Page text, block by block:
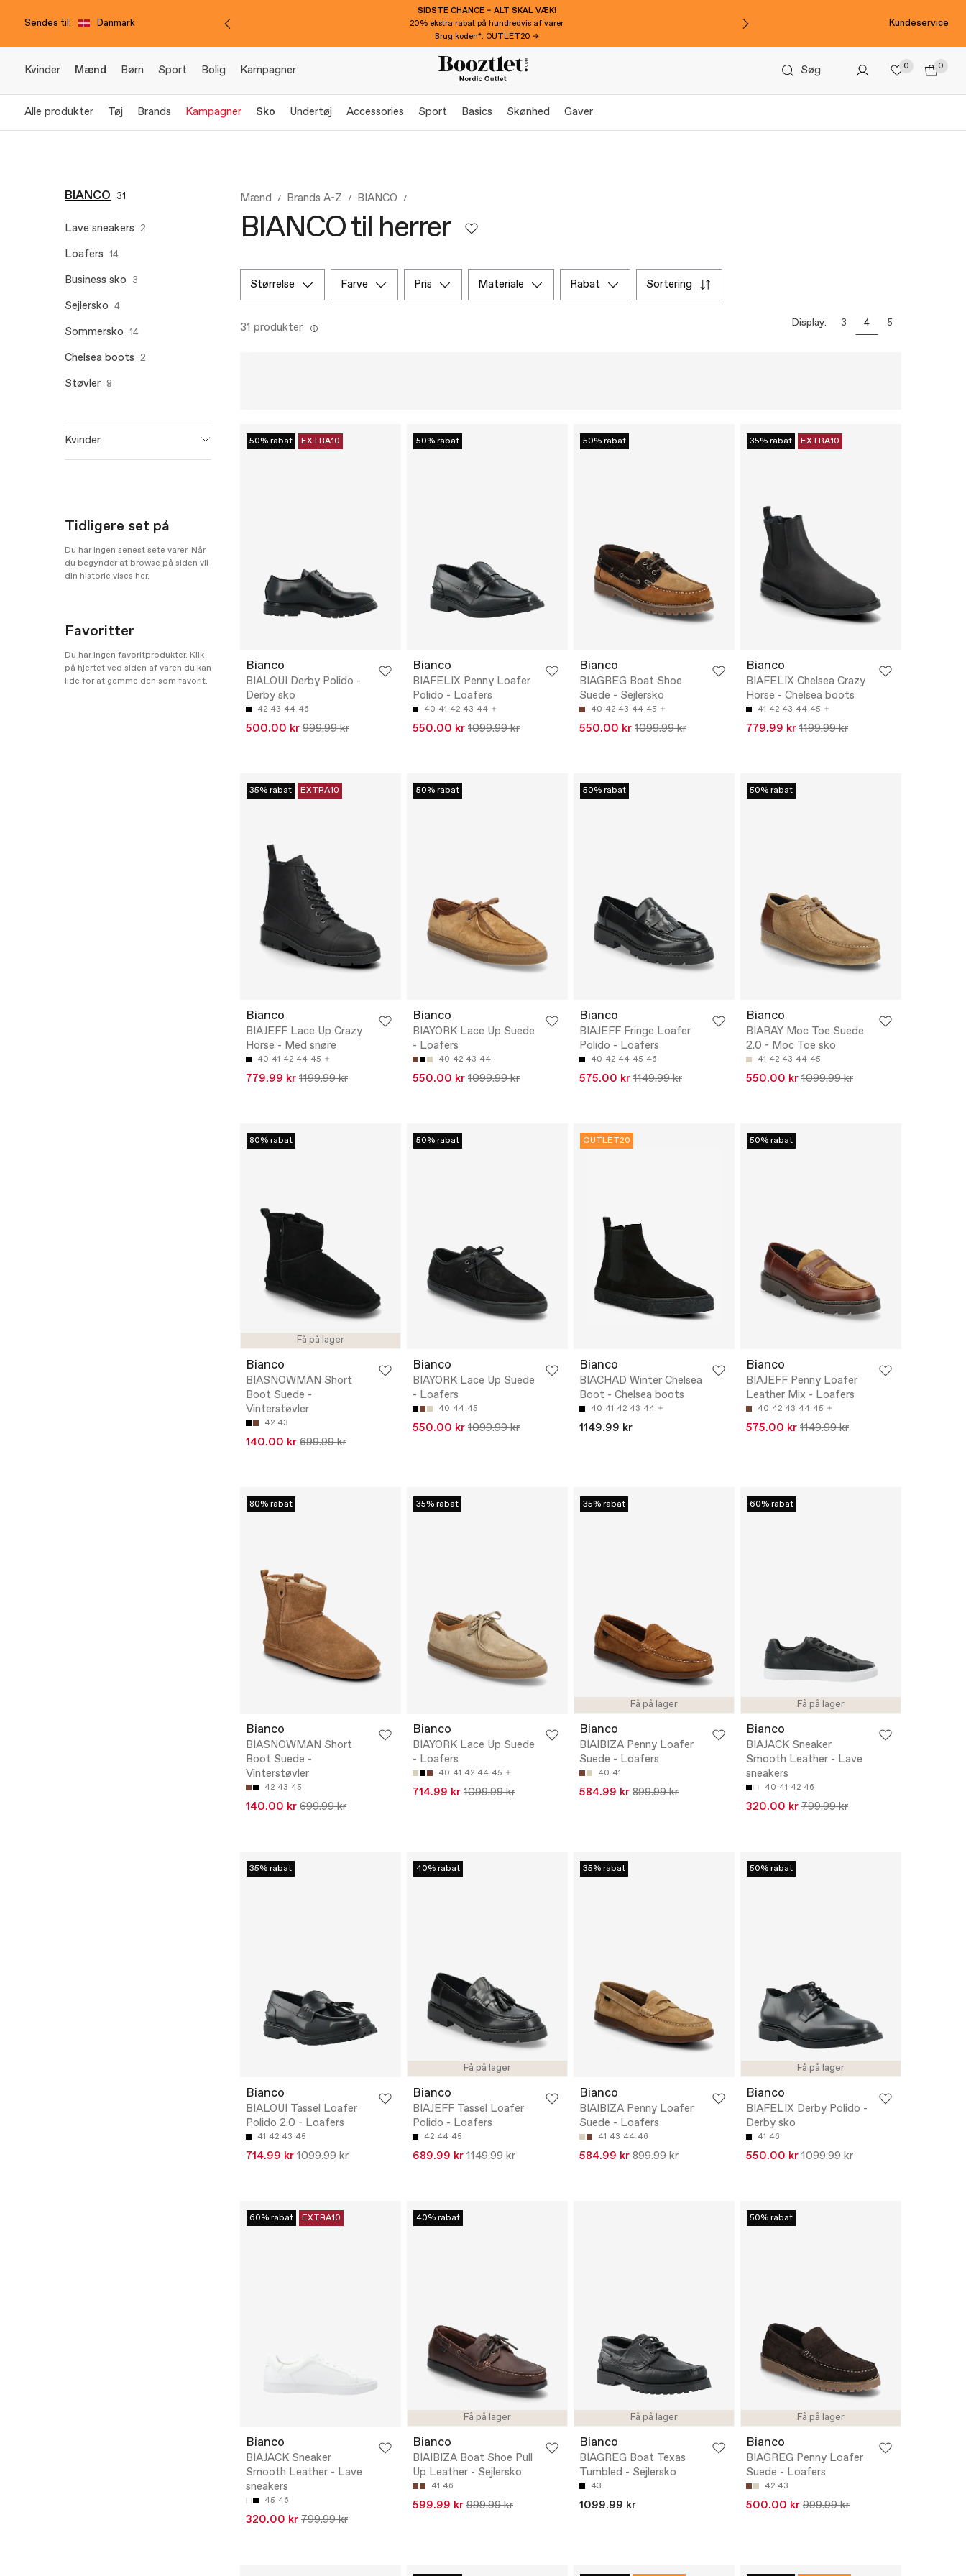
Sendes til: Danmark
SIDSTE CHANCE – ALT SKAL VÆK!
20% ekstra rabat på hundredvis af varer
Brug koden*: OUTLET20 →
Kundeservice
Kvinder Mænd Børn Sport Bolig Kampagner Søg 0 0
Alle produkter Tøj Brands Kampagner Sko Undertøj Accessories Sport Basics Skønhed Gaver
BIANCO 31
Lave sneakers 2
Loafers 14
Business sko 3
Sejlersko 4
Sommersko 14
Chelsea boots 2
Støvler 8
Kvinder
Tidligere set på
Du har ingen senest sete varer. Når
du begynder at browse på siden vil
din historie vises her.
Favoritter
Du har ingen favoritprodukter. Klik
på hjertet ved siden af varen du kan
lide for at gemme den som favorit.
Mænd Brands A-Z BIANCO
BIANCO til herrer
størrelse farve pris materiale rabat sortering
31 produkter Display: 3 4 5
50% rabat EXTRA10
Bianco
BIALOUI Derby Polido -
Derby sko
42 43 44 46
500.00 kr 999.99 kr
50% rabat
Bianco
BIAFELIX Penny Loafer
Polido - Loafers
40 41 42 43 44
550.00 kr 1099.99 kr
50% rabat
Bianco
BIAGREG Boat Shoe
Suede - Sejlersko
40 42 43 44 45
550.00 kr 1099.99 kr
35% rabat EXTRA10
Bianco
BIAFELIX Chelsea Crazy
Horse - Chelsea boots
41 42 43 44 45
779.99 kr 1199.99 kr
35% rabat EXTRA10
Bianco
BIAJEFF Lace Up Crazy
Horse - Med snøre
40 41 42 44 45
779.99 kr 1199.99 kr
50% rabat
Bianco
BIAYORK Lace Up Suede
- Loafers
40 42 43 44
550.00 kr 1099.99 kr
50% rabat
Bianco
BIAJEFF Fringe Loafer
Polido - Loafers
40 42 44 45 46
575.00 kr 1149.99 kr
50% rabat
Bianco
BIARAY Moc Toe Suede
2.0 - Moc Toe sko
41 42 43 44 45
550.00 kr 1099.99 kr
Få på lager
80% rabat
Bianco
BIASNOWMAN Short
Boot Suede -
Vinterstøvler
42 43
140.00 kr 699.99 kr
50% rabat
Bianco
BIAYORK Lace Up Suede
- Loafers
40 44 45
550.00 kr 1099.99 kr
OUTLET20
Bianco
BIACHAD Winter Chelsea
Boot - Chelsea boots
40 41 42 43 44
1149.99 kr
50% rabat
Bianco
BIAJEFF Penny Loafer
Leather Mix - Loafers
40 42 43 44 45
575.00 kr 1149.99 kr
80% rabat
Bianco
BIASNOWMAN Short
Boot Suede -
Vinterstøvler
42 43 45
140.00 kr 699.99 kr
35% rabat
Bianco
BIAYORK Lace Up Suede
- Loafers
40 41 42 44 45
714.99 kr 1099.99 kr
Få på lager
35% rabat
Bianco
BIAIBIZA Penny Loafer
Suede - Loafers
40 41
584.99 kr 899.99 kr
Få på lager
60% rabat
Bianco
BIAJACK Sneaker
Smooth Leather - Lave
sneakers
40 41 42 46
320.00 kr 799.99 kr
35% rabat
Bianco
BIALOUI Tassel Loafer
Polido 2.0 - Loafers
41 42 43 45
714.99 kr 1099.99 kr
Få på lager
40% rabat
Bianco
BIAJEFF Tassel Loafer
Polido - Loafers
42 44 45
689.99 kr 1149.99 kr
35% rabat
Bianco
BIAIBIZA Penny Loafer
Suede - Loafers
41 43 44 46
584.99 kr 899.99 kr
Få på lager
50% rabat
Bianco
BIAFELIX Derby Polido -
Derby sko
41 46
550.00 kr 1099.99 kr
60% rabat EXTRA10
Bianco
BIAJACK Sneaker
Smooth Leather - Lave
sneakers
45 46
320.00 kr 799.99 kr
Få på lager
40% rabat
Bianco
BIAIBIZA Boat Shoe Pull
Up Leather - Sejlersko
41 46
599.99 kr 999.99 kr
Få på lager
Bianco
BIAGREG Boat Texas
Tumbled - Sejlersko
43
1099.99 kr
Få på lager
50% rabat
Bianco
BIAGREG Penny Loafer
Suede - Loafers
42 43
500.00 kr 999.99 kr